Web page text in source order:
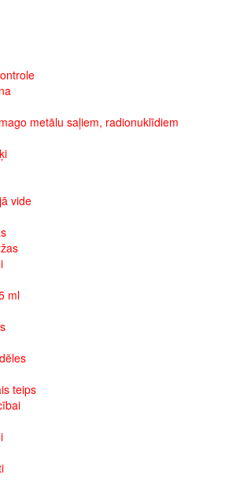
metālu saļiem, radionuklīdiem
vide
ml
teips